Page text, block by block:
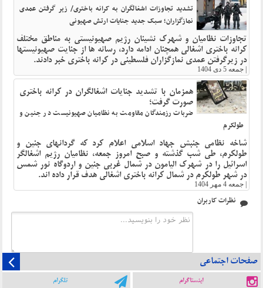
تشدید تجاوزات اشغالگران به کرانه باختری/ زیر گرفتن عمدی
نمازگزاران؛ سبک جدید جنایات ارتش صهیونی
تجاوزات نظامیان و شهرک نشینان رژیم صهیونیستی به مناطق مختلف
کرانه باختری اشغالی همچنان ادامه دارد، رسانه ها از جنایت صهیونیستها
در زیرگرفتن عمدی نمازگزاران فلسطینی در کرانه باختری خبر دادند.
جمعه 5 دی 1404
همزمان با تشدید جنایات اشغالگران در کرانه باختری
صورت گرفت؛
ضربات رزمندگان مقاومت به نظامیان صهیونیست در جنین و
طولکرم
شاخه نظامی جنبش جهاد اسلامی اعلام کرد که گردانهای جنین و
طولکرم، طی شب گذشته و صبح امروز جمعه، نظامیان رژیم اشغالگر
اسرائیل را در شهرک الیامون در شمال غربی جنین و اردوگاه نور شمس
در شهر طولکرم در شمال کرانه باختری اشغالی هدف قرار داده اند.
جمعه 4 مهر 1404
نظرات کاربران
صفحات اجتماعی
اینستاگرام تلگرام